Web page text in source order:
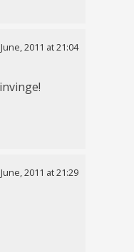
2011 at 21:04
2011 at 21:29